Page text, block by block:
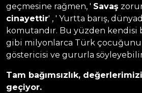
geçmesine rağmen, ' Savaş
cinayettir' , ' Yurtta barış,
komutandır. Bu yüzden kendisi
gibi milyonlarca Türk çocuğunun
göstericisi ve gururla
Tam bağımsızlık, de
geçiyor.